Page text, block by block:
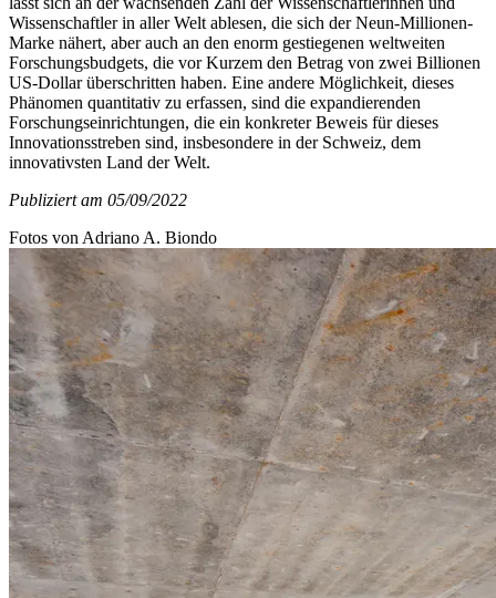
Wissenschaftler in aller Welt ablesen, die sich der Neun-Millionen-
Marke nähert, aber auch an den enorm gestiegenen weltweiten
Forschungsbudgets, die vor Kurzem den Betrag von zwei Billionen
US-Dollar überschritten haben. Eine andere Möglichkeit, dieses
Phänomen quantitativ zu erfassen, sind die expandierenden
Forschungseinrichtungen, die ein konkreter Beweis für dieses
Innovationsstreben sind, insbesondere in der Schweiz, dem
innovativsten Land der Welt.
Publiziert am 05/09/2022
Fotos von Adriano A. Biondo